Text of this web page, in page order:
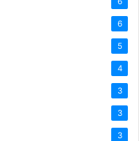
6
5
4
3
3
3